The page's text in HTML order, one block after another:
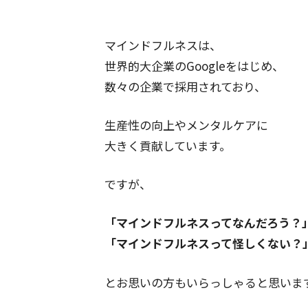
マインドフルネスは、
世界的大企業のGoogleをはじめ、
数々の企業で採用されており、
生産性の向上やメンタルケアに
大きく貢献しています。
ですが、
「マインドフルネスってなんだろう？」
「マインドフルネスって怪しくない？」
とお思いの方もいらっしゃると思いま